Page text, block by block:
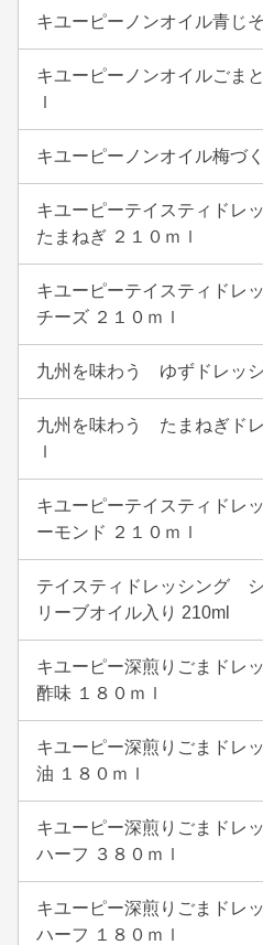
キユーピーノンオイル青じ
キユーピーノンオイルごま
ｌ
キユーピーノンオイル梅づ
キユーピーテイスティドレ
たまねぎ ２１０ｍｌ
キユーピーテイスティドレ
チーズ ２１０ｍｌ
九州を味わう ゆずドレッシ
九州を味わう たまねぎド
ｌ
キユーピーテイスティドレ
ーモンド ２１０ｍｌ
テイスティドレッシング
リーブオイル入り 210ml
キユーピー深煎りごまドレ
酢味 １８０ｍｌ
キユーピー深煎りごまドレ
油 １８０ｍｌ
キユーピー深煎りごまドレ
ハーフ ３８０ｍｌ
キユーピー深煎りごまドレ
ハーフ １８０ｍｌ